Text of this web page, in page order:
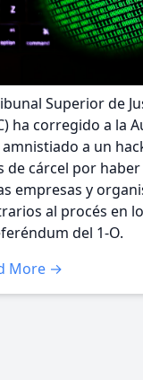
Superior de
ha corregido a la
amnistiado a un
de cárcel por
empresas y
al procés en
del 1-O.
More →